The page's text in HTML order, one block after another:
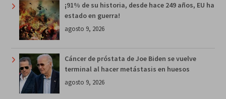
¡91% de su historia, desde hace 249 años, EU ha
estado en guerra!
agosto 9, 2026
Cáncer de próstata de Joe Biden se vuelve
terminal al hacer metástasis en huesos
agosto 9, 2026